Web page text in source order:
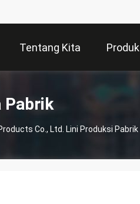
Tentang Kita Produk
Pabrik
Co., Ltd. Lini Produksi Pabrik